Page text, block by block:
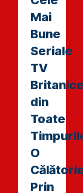
Mai
Bune
Seriale
TV
din
Toate
O
Prin